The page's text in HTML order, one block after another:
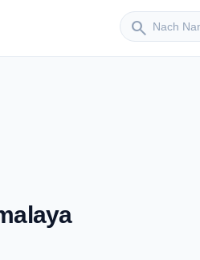
search
Sender suchen